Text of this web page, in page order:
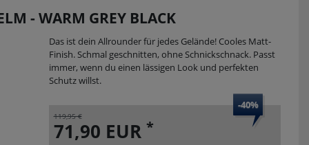
- WARM GREY BLACK
Das ist dein Allrounder für jedes Gelände! Cooles Matt-
Finish. Schmal geschnitten, ohne Schnickschnack. Passt
immer, wenn du einen lässigen Look und perfekten
Schutz willst.
-40%
119,95 €
71,90 EUR *